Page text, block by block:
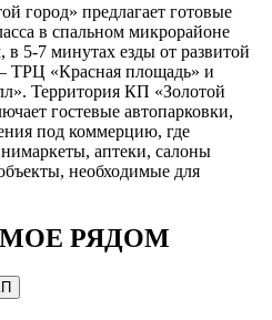
город» предлагает готовые
в спальном микрорайоне
5-7 минутах езды от развитой
ТРЦ «Красная площадь» и
Территория КП «Золотой
гостевые автопарковки,
под коммерцию, где
аптеки, салоны
необходимые для
РЯДОМ